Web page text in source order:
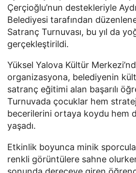
Çerçioğlu’nun destekleriyle
Belediyesi tarafından
Satranç Turnuvası, bu yıl da
gerçekleştirildi.
Yüksel Yalova Kültür
organizasyona, belediyenin
satranç eğitimi alan başarılı
Turnuvada çocuklar hem
becerilerini ortaya koydu hem
yaşadı.
Etkinlik boyunca minik
renkli görüntülere sahne